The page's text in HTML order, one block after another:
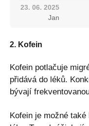
23. 06. 2025
Jan
2. Kofein
Kofein potlačuje
přidává do léků.
bývají
Kofein je možné